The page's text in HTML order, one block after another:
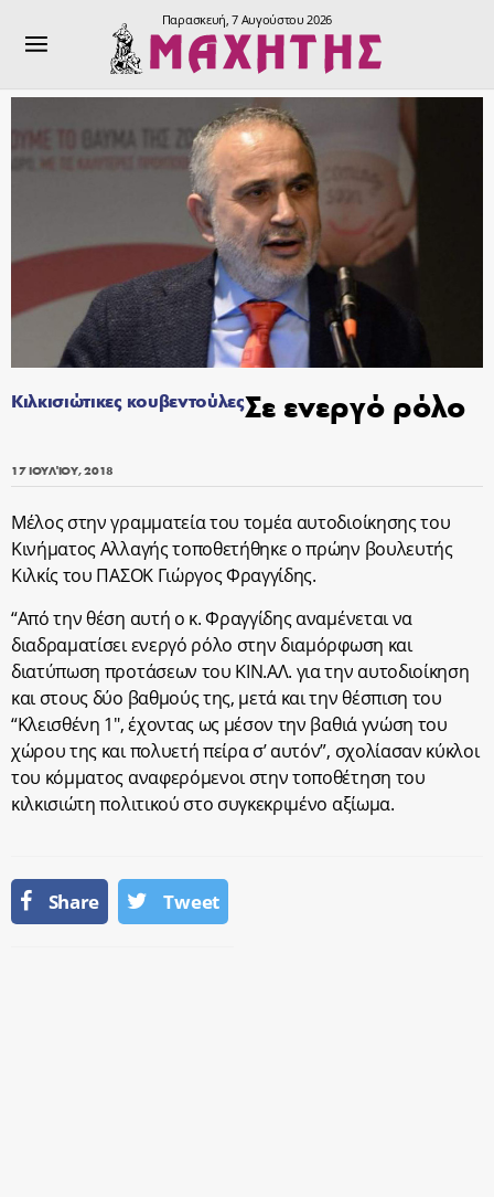
Παρασκευή, 7 Αυγούστου 2026
Κιλκισιώτικες κουβεντούλεςΣε ενεργό ρόλο
17 ΙΟΥΛΊΟΥ, 2018
Μέλος στην γραμματεία του τομέα αυτοδιοίκησης του
Κινήματος Αλλαγής τοποθετήθηκε ο πρώην βουλευτής
Κιλκίς του ΠΑΣΟΚ Γιώργος Φραγγίδης.
“Από την θέση αυτή ο κ. Φραγγίδης αναμένεται να
διαδραματίσει ενεργό ρόλο στην διαμόρφωση και
διατύπωση προτάσεων του ΚΙΝ.ΑΛ. για την αυτοδιοίκηση
και στους δύο βαθμούς της, μετά και την θέσπιση του
“Κλεισθένη 1″, έχοντας ως μέσον την βαθιά γνώση του
χώρου της και πολυετή πείρα σ’ αυτόν”, σχολίασαν κύκλοι
του κόμματος αναφερόμενοι στην τοποθέτηση του
κιλκισιώτη πολιτικού στο συγκεκριμένο αξίωμα.
Share Tweet